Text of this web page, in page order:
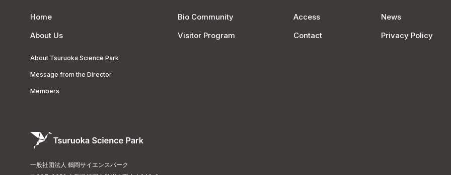
Home
About Us
About Tsuruoka Science Park
Message from the Director
Members
Bio Community
Visitor Program
Access
Contact
News
Privacy Policy
一般社団法人 鶴岡サイエンスパーク